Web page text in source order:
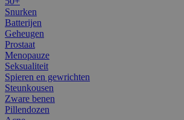
Snurken
Batterijen
Geheugen
Prostaat
Menopauze
Seksualiteit
Spieren en gewrichten
Steunkousen
Zware benen
Pillendozen